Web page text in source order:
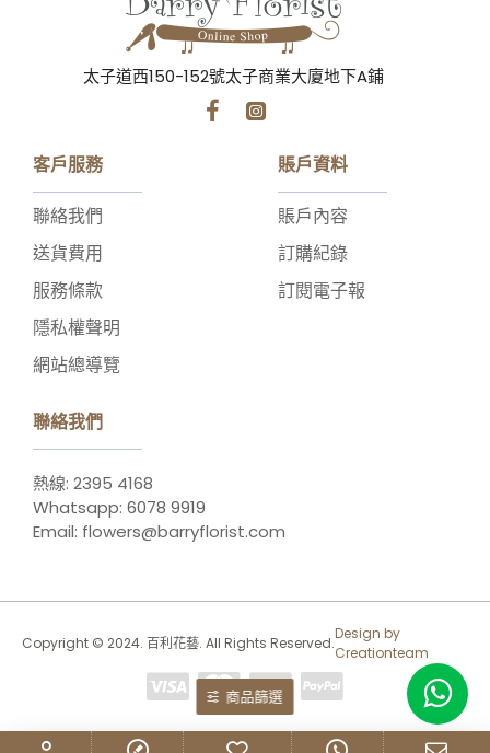
太子道西150-152號太子商業大廈地下A鋪
客戶服務
聯絡我們
送貨費用
服務條款
隱私權聲明
網站總導覽
賬戶資料
賬戶內容
訂購紀錄
訂閱電子報
聯絡我們
熱線: 2395 4168
Whatsapp: 6078 9919
Email: flowers@barryflorist.com
Copyright © 2024. 百利花藝. All Rights Reserved.
Design by
Creationteam
商品篩選